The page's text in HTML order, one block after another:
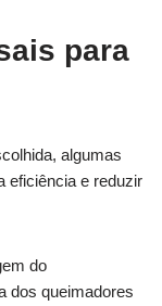
para
algumas
eficiência e reduzir
do
dos queimadores